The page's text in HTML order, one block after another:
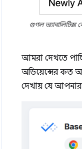
গুগল অ্যানালিটিক্স
আমরা দেখতে
অডিয়েন্সের কত
দেখায় যে আপনার